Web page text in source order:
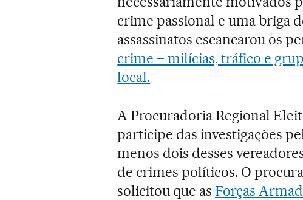
crime passional e uma briga
assassinatos escancarou os
crime – milícias, tráfico e
local.
A Procuradoria Regional
participe das investigações
menos dois desses
de crimes políticos. O
solicitou que asForças